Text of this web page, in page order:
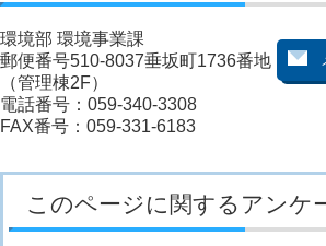
環境部 環境事業課
郵便番号510-8037垂坂町1736番地
（管理棟2F）
電話番号：059-340-3308
FAX番号：059-331-6183
このページに関するアンケ